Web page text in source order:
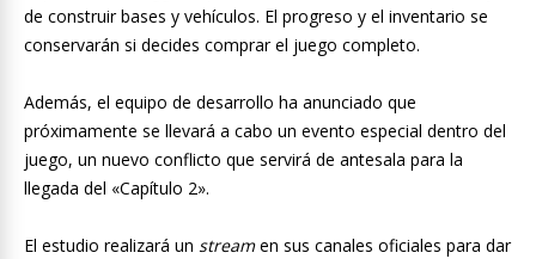
de construir bases y vehículos. El progreso y el inventario se
conservarán si decides comprar el juego completo.
Además, el equipo de desarrollo ha anunciado que
próximamente se llevará a cabo un evento especial dentro del
juego, un nuevo conflicto que servirá de antesala para la
llegada del «Capítulo 2».
El estudio realizará un streamen sus canales oficiales para dar